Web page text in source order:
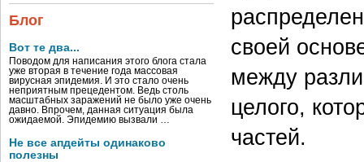
Блог
Вот те два...
Поводом для написания этого блога стала
уже вторая в течение года массовая
вирусная эпидемия. И это стало очень
неприятным прецедентом. Ведь столь
масштабных заражений не было уже очень
давно. Впрочем, данная ситуация была
ожидаемой. Эпидемию вызвали …
Не все апдейты одинаково
полезны
своей
между
целого,
частей.